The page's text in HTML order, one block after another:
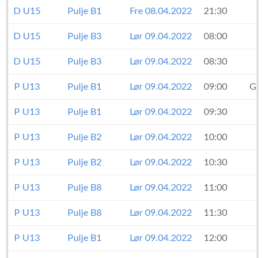
D U15 Pulje B1 Fre 08.04.2022 21:30
D U15 Pulje B3 Lør 09.04.2022 08:00
D U15 Pulje B3 Lør 09.04.2022 08:30
P U13 Pulje B1 Lør 09.04.2022 09:00
P U13 Pulje B1 Lør 09.04.2022 09:30
P U13 Pulje B2 Lør 09.04.2022 10:00
P U13 Pulje B2 Lør 09.04.2022 10:30
P U13 Pulje B8 Lør 09.04.2022 11:00
P U13 Pulje B8 Lør 09.04.2022 11:30
P U13 Pulje B1 Lør 09.04.2022 12:00